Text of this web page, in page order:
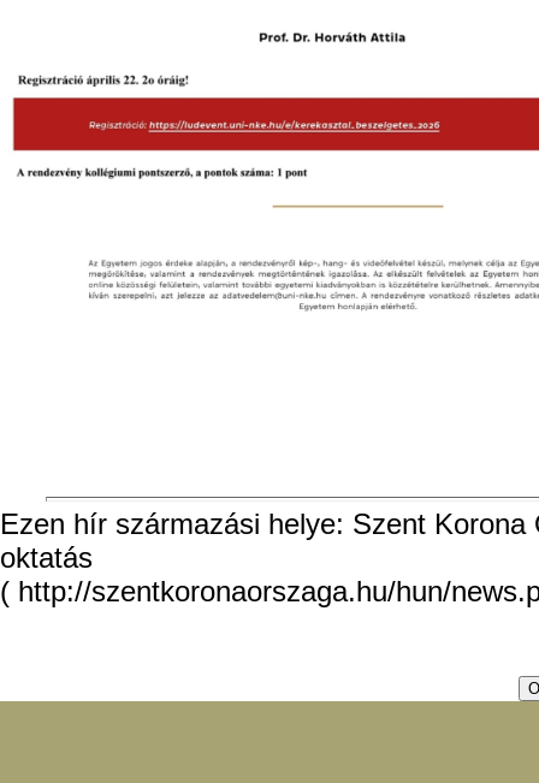
Ezen hír származási helye: Szent
oktatás
( http://szentkoronaorszaga.hu/hun/